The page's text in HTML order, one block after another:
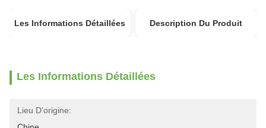
Les Informations Détaillées Description Du Produit
Les Informations Détaillées
Lieu D'origine: